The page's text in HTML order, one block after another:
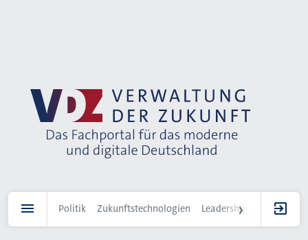
Politik Zukunftstechnologien Leadership IT-